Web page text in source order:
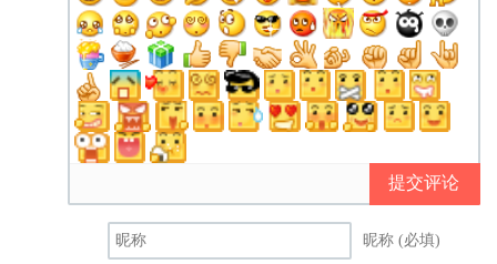
提交评论
昵称 (必填)